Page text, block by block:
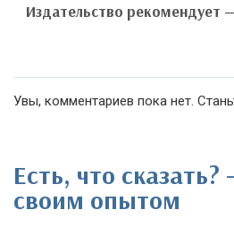
Издательство рекомендует
Увы, комментариев пока нет.
Есть, что
своим опытом